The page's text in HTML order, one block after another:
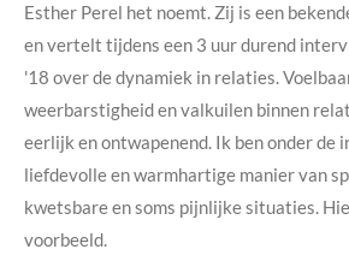
Esther Perel het noemt. Zij is een
en vertelt tijdens een 3 uur durend
'18 over de dynamiek in relaties.
weerbarstigheid en valkuilen binnen
eerlijk en ontwapenend. Ik ben onder de
liefdevolle en warmhartige manier van
kwetsbare en soms pijnlijke situaties.
voorbeeld.